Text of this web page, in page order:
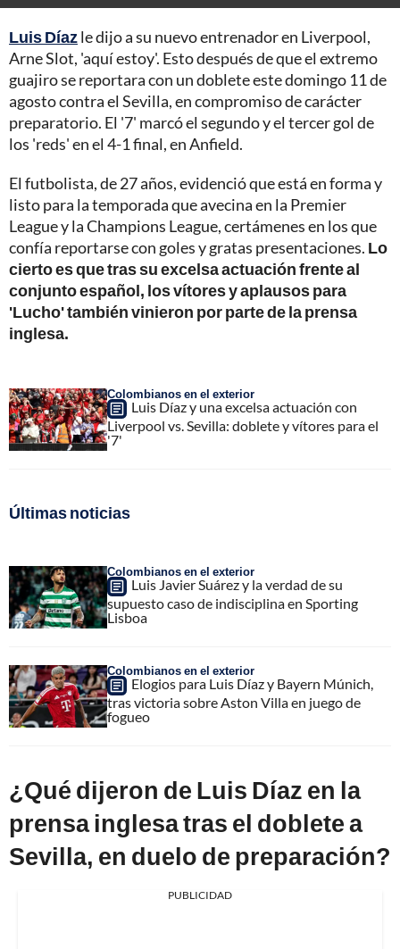
Luis Díazle dijo a su nuevo entrenador en Liverpool,
Arne Slot, 'aquí estoy'. Esto después de que el extremo
guajiro se reportara con un doblete este domingo 11 de
agosto contra el Sevilla, en compromiso de carácter
preparatorio. El '7' marcó el segundo y el tercer gol de
los 'reds' en el 4-1 final, en Anfield.
El futbolista, de 27 años, evidenció que está en forma y
listo para la temporada que avecina en la Premier
League y la Champions League, certámenes en los que
confía reportarse con goles y gratas presentaciones. Lo
cierto es que tras su excelsa actuación frente al
conjunto español, los vítores y aplausos para
'Lucho' también vinieron por parte de la prensa
inglesa.
Colombianos en el exterior
Luis Díaz y una excelsa actuación con
Liverpool vs. Sevilla: doblete y vítores para el
'7'
Últimas noticias
Colombianos en el exterior
Luis Javier Suárez y la verdad de su
supuesto caso de indisciplina en Sporting
Lisboa
Colombianos en el exterior
Elogios para Luis Díaz y Bayern Múnich,
tras victoria sobre Aston Villa en juego de
fogueo
¿Qué dijeron de Luis Díaz en la
prensa inglesa tras el doblete a
Sevilla, en duelo de preparación?
PUBLICIDAD